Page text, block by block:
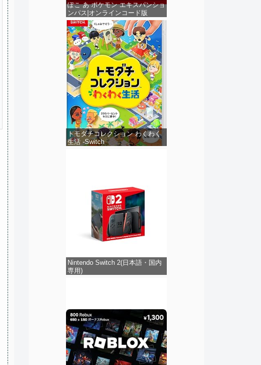
ぽこ あ ポケモン エキスパンショ
ンパス|オンラインコード版
トモダチコレクション わくわく
生活 -Switch
Nintendo Switch 2(日本語・国内
専用)